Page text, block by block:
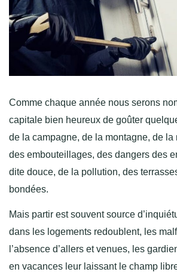
Comme chaque année nous serons
capitale bien heureux de goûter
de la campagne, de la montagne, de la
des embouteillages, des dangers des
dite douce, de la pollution, des
bondées.
Mais partir est souvent source
dans les logements redoublent, les
l’absence d’allers et venues, les
en vacances leur laissant le champ